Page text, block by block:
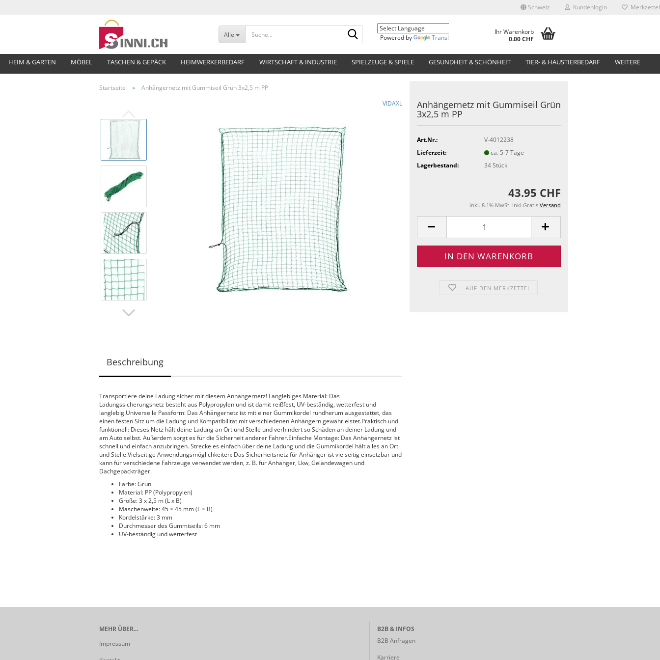
Schweiz Kundenlogin Merkzettel
Alle
Suche...
Powered by
Translate
Ihr Warenkorb
0.00 CHF
HEIM & GARTEN MÖBEL TASCHEN & GEPÄCK HEIMWERKERBEDARF WIRTSCHAFT & INDUSTRIE SPIELZEUGE & SPIELE GESUNDHEIT & SCHÖNHEIT TIER- & HAUSTIERBEDARF WEITERE
Startseite »
Anhängernetz mit Gummiseil Grün 3x2,5 m PP
VIDAXL
Anhängernetz mit Gummiseil Grün
3x2,5 m PP
Art.Nr.:
V-4012238
Lieferzeit:
ca. 5-7 Tage
Lagerbestand:
34Stück
43.95 CHF
inkl. 8.1% MwSt. inkl.Gratis Versand
AUF DEN MERKZETTEL
Beschreibung
Transportiere deine Ladung sicher mit diesem Anhängernetz! Langlebiges Material: Das
Ladungssicherungsnetz besteht aus Polypropylen und ist damit reißfest, UV-beständig, wetterfest und
langlebig.Universelle Passform: Das Anhängernetz ist mit einer Gummikordel rundherum ausgestattet, das
einen festen Sitz um die Ladung und Kompatibilität mit verschiedenen Anhängern gewährleistet.Praktisch und
funktionell: Dieses Netz hält deine Ladung an Ort und Stelle und verhindert so Schäden an deiner Ladung und
am Auto selbst. Außerdem sorgt es für die Sicherheit anderer Fahrer.Einfache Montage: Das Anhängernetz ist
schnell und einfach anzubringen. Strecke es einfach über deine Ladung und die Gummikordel hält alles an Ort
und Stelle.Vielseitige Anwendungsmöglichkeiten: Das Sicherheitsnetz für Anhänger ist vielseitig einsetzbar und
kann für verschiedene Fahrzeuge verwendet werden, z. B. für Anhänger, Lkw, Geländewagen und
Dachgepäckträger.
Farbe: Grün
Material: PP (Polypropylen)
Größe: 3 x 2,5 m (L x B)
Maschenweite: 45 × 45 mm (L × B)
Kordelstärke: 3 mm
Durchmesser des Gummiseils: 6 mm
UV-beständig und wetterfest
MEHR ÜBER...
Impressum
B2B & INFOS
B2B Anfragen
Karriere